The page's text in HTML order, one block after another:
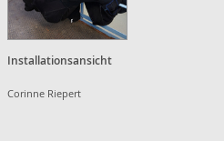
Installationsansicht
Corinne Riepert